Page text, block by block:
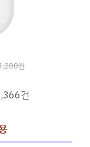
원
건